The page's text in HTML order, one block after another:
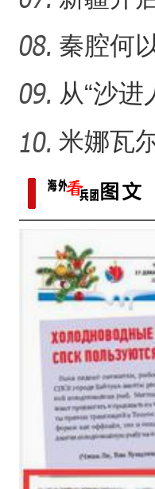
一春”启
秦腔何
从“沙进
谐”，新
米娜瓦
让少数